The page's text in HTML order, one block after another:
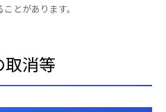
とがあります。
消等